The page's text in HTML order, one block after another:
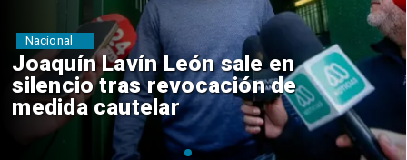
Chile y Venezuela formalizan
reinicio de relaciones
consulares
Nacional